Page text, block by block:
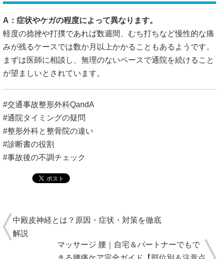
A：症状やケガの程度によって異なります。
軽度の捻挫や打撲であれば数週間、むち打ちなど慢性的な痛
みが残るケースでは数か月以上かかることもあるようです。
まずは医師に相談し、無理のないペースで通院を続けること
が望ましいとされています。
#交通事故整形外科QandA
#通院タイミングの疑問
#整形外科と整骨院の違い
#診断書の役割
#事故後の不調チェック
中殿皮神経とは？原因・症状・対策を徹底
解説
マッサージ 腰｜自宅＆パートナーでもで